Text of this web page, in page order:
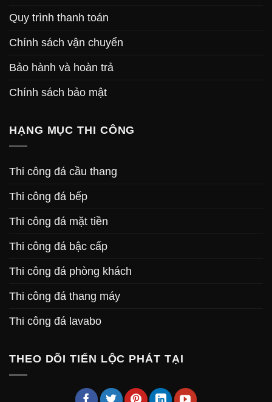
Quy trình thanh toán
Chính sách vận chuyển
Bảo hành và hoàn trả
Chính sách bảo mật
HẠNG MỤC THI CÔNG
Thi công đá cầu thang
Thi công đá bếp
Thi công đá mặt tiền
Thi công đá bậc cấp
Thi công đá phòng khách
Thi công đá thang máy
Thi công đá lavabo
THEO DÕI TIẾN LỘC PHÁT TẠI